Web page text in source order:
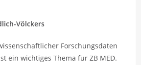
Völckers
Forschungsdaten
ein wichtiges Thema für ZB MED.